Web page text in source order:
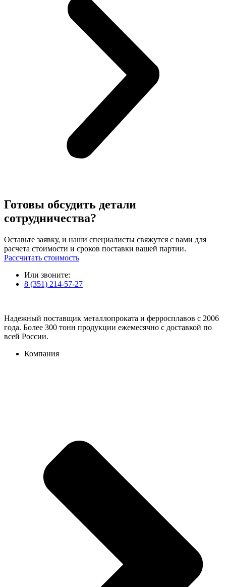
Готовы обсудить детали
сотрудничества?
Оставьте заявку, и наши специалисты свяжутся с вами для
расчета стоимости и сроков поставки вашей партии.
Рассчитать стоимость
Или звоните:
8 (351) 214-57-27
Надежный поставщик металлопроката и ферросплавов с 2006
года. Более 300 тонн продукции ежемесячно с доставкой по
всей России.
Компания